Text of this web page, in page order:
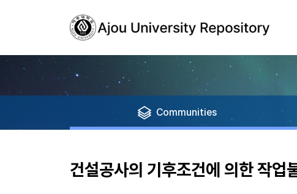
Communities
건설공사의 기후조건에 의한 작업